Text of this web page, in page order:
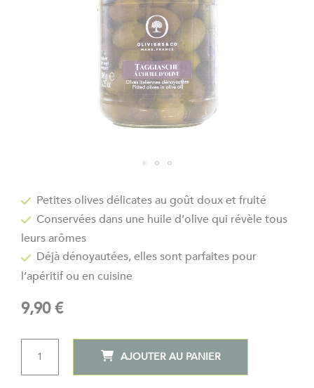
the
beginning
of
images
gallery
Petites olives délicates au goût doux et fruité
Conservées dans une huile d’olive qui révèle tous
leurs arômes
Déjà dénoyautées, elles sont parfaites pour
l’apéritif ou en cuisine
9,90 €
QTÉ
AJOUTER AU PANIER